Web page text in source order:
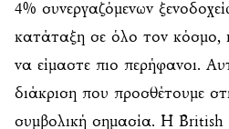
4% συνεργαζόμενων
κατάταξη σε όλο τον κόσμο,
να είμαστε πιο περήφανοι.
διάκριση που προσθέτουμε
συμβολική σημασία. Η British